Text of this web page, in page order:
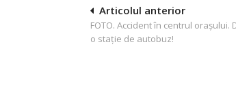
Navigare
în
Articolul anterior
FOTO. Accident în centrul orașului.
o stație de autobuz!